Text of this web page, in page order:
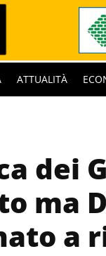
ATTUALITÀ
dei
ma
a